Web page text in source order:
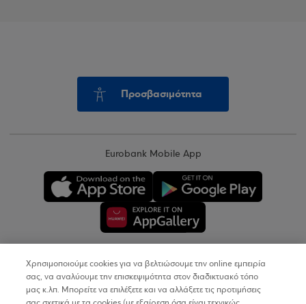
Προσβασιμότητα
Eurobank Mobile App
Copyright © 2026
Χρησιμοποιούμε cookies για να βελτιώσουμε την online εμπειρία
σας, να αναλύουμε την επισκεψιμότητα στον διαδικτυακό τόπο
μας κ.λπ. Μπορείτε να επιλέξετε και να αλλάξετε τις προτιμήσεις